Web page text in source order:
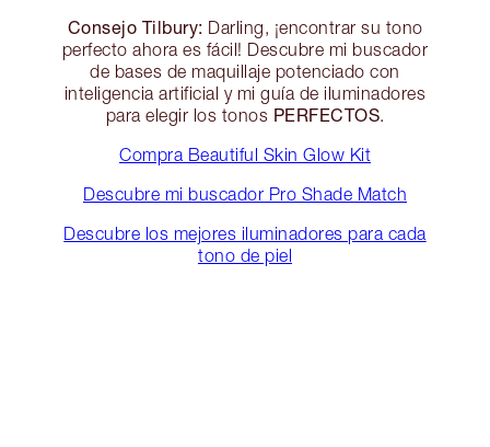
Consejo Tilbury: Darling, ¡encontrar su tono
perfecto ahora es fácil! Descubre mi buscador
de bases de maquillaje potenciado con
inteligencia artificial y mi guía de iluminadores
para elegir los tonos PERFECTOS.
Compra Beautiful Skin Glow Kit
Descubre mi buscador Pro Shade Match
Descubre los mejores iluminadores para cada
tono de piel